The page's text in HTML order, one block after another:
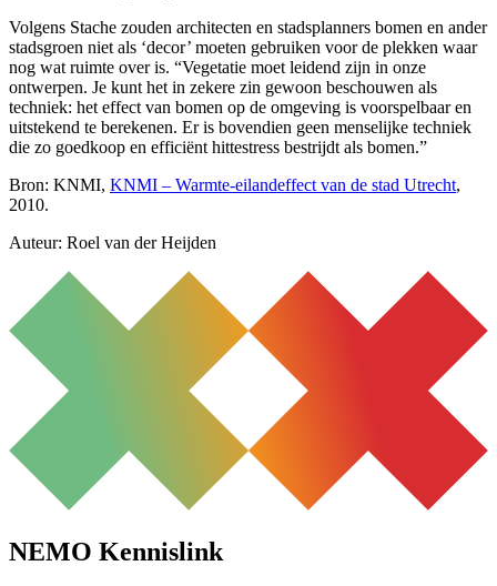
Volgens Stache zouden architecten en stadsplanners bomen en ander
stadsgroen niet als ‘decor’ moeten gebruiken voor de plekken waar
nog wat ruimte over is. “Vegetatie moet leidend zijn in onze
ontwerpen. Je kunt het in zekere zin gewoon beschouwen als
techniek: het effect van bomen op de omgeving is voorspelbaar en
uitstekend te berekenen. Er is bovendien geen menselijke techniek
die zo goedkoop en efficiënt hittestress bestrijdt als bomen.”
Bron: KNMI, KNMI – Warmte-eilandeffect van de stad Utrecht,
2010.
Auteur: Roel van der Heijden
NEMO Kennislink